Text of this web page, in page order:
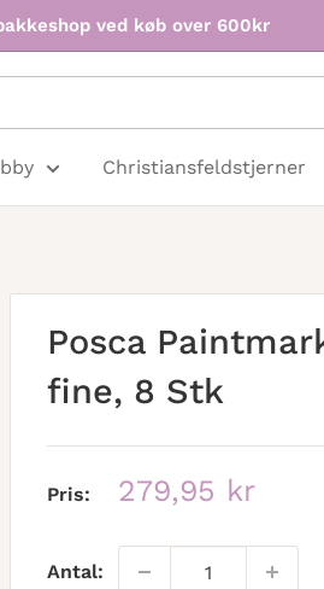
ved køb over 600kr
Christiansfeldstjerner
Posca
fine, 8 Stk
Pris: Udsalgspris
279,95 kr
Antal: